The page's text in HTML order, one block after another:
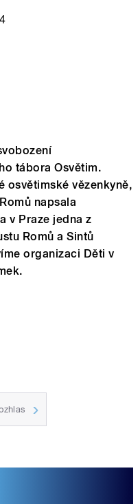
tábora Osvětim.
osvětimské vězenkyně,
napsala
v Praze jedna z
Romů a Sintů
organizaci Děti v